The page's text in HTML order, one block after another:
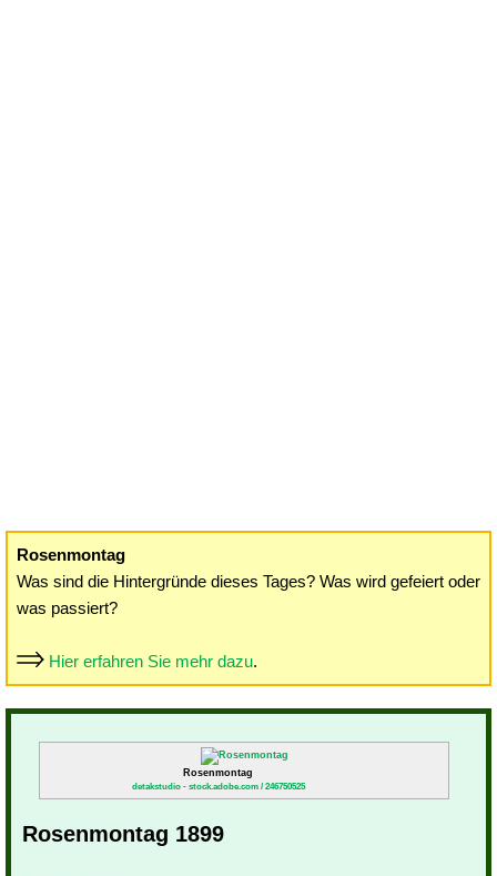
Rosenmontag
Was sind die Hintergründe dieses Tages? Was wird gefeiert oder
was passiert?
Hier erfahren Sie mehr dazu.
Rosenmontag
detakstudio - stock.adobe.com / 246750525
Rosenmontag 1899